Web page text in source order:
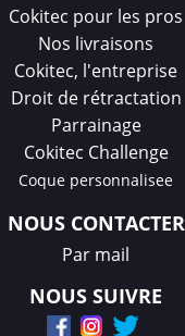
Cokitec pour les pros
Nos livraisons
Cokitec, l'entreprise
Droit de rétractation
Parrainage
Cokitec Challenge
Coque personnalisee
NOUS CONTACTER
Par mail
NOUS SUIVRE